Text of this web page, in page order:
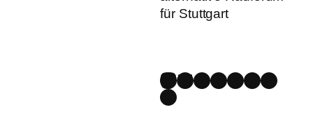
für Stuttgart
Mastodon
Bluesky
Instagram
Facebook
Spotify
YouTube
Strava
Link